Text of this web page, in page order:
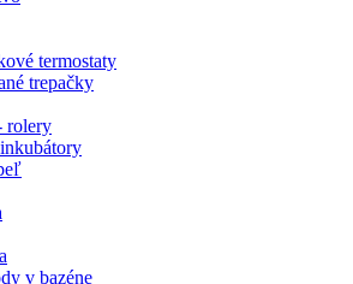
termostaty
trepačky
rolery
v bazéne